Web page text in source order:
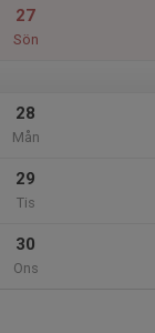
27
Sön
28
Mån
29
Tis
30
Ons